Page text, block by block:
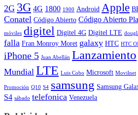
2G 3G 4G 1800 1900 Android Apple
Conatel Código Abierto Código Abierto
móviles digitel Digitel 4G Digitel LTE
falla Fran Monroy Moret galaxy HTC HTC
iPhone 5 Juan Abellán Lanzamiento
Mundial LTE Luis Cobo Microsoft Movilnet
Promoción Q10 S4 samsung Samsung
S4 sábado telefonica Venezuela